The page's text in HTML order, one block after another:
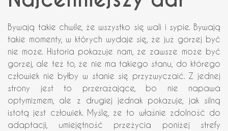
Bywają takie chwile, że wszystko się wali i sypie. Bywają
takie momenty, w których wydaje się, że już gorzej być
nie może. Historia pokazuje nam, że zawsze może być
gorzej, ale też to, że nie ma takiego stanu, do którego
człowiek nie byłby w stanie się przyzwyczaić. Z jednej
strony jest to przerażające, bo nie napawa
optymizmem, ale z drugiej jednak pokazuje, jak silną
istotą jest człowiek. Myślę, że to właśnie zdolność do
adaptacji, umiejętność przeżycia poniżej strefy